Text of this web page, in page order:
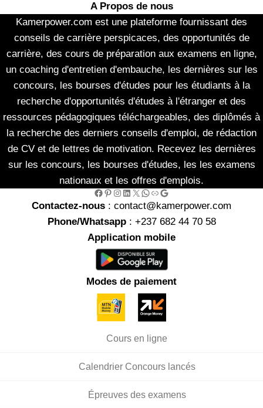
A Propos de nous
Kamerpower.com est une plateforme fournissant des
conseils de carrière perspicaces, des opportunités de
carrière, des cours de préparation aux examens en ligne,
un coaching d'entretien d'embauche, les dernières sur les
concours, les bourses d'études pour les étudiants à la
recherche d'opportunités d'études à l'étranger et des
ressources pédagogiques téléchargeables, des diplômés à
la recherche des derniers conseils d'emploi, de rédaction
de CV et de lettres de motivation. Recevez les dernières
sur les concours, les bourses d'études, les les examens
nationaux et les offres d'emplois.
Facebook Pinterest Instagram LinkedIn X WhatsApp Link Google
Contactez-nous : contact@kamerpower.com
Phone/Whatsapp: +237 682 44 70 58
Application mobile
Modes de paiement
Cours en ligne
Calendrier Concours lancés
Épreuves des examens